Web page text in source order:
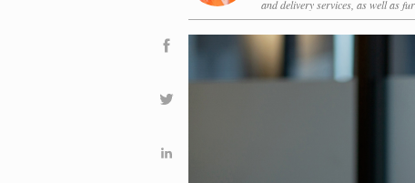
and delivery services, as well as